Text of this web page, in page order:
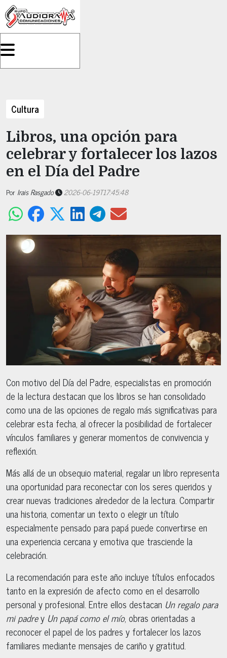
Cultura
Libros, una opción para
celebrar y fortalecer los lazos
en el Día del Padre
Por Irais Rasgado 2026-06-19T17:45:48
Con motivo del Día del Padre, especialistas en promoción
de la lectura destacan que los libros se han consolidado
como una de las opciones de regalo más significativas para
celebrar esta fecha, al ofrecer la posibilidad de fortalecer
vínculos familiares y generar momentos de convivencia y
reflexión.
Más allá de un obsequio material, regalar un libro representa
una oportunidad para reconectar con los seres queridos y
crear nuevas tradiciones alrededor de la lectura. Compartir
una historia, comentar un texto o elegir un título
especialmente pensado para papá puede convertirse en
una experiencia cercana y emotiva que trasciende la
celebración.
La recomendación para este año incluye títulos enfocados
tanto en la expresión de afecto como en el desarrollo
personal y profesional. Entre ellos destacan Un regalo para
mi padrey Un papá como el mío, obras orientadas a
reconocer el papel de los padres y fortalecer los lazos
familiares mediante mensajes de cariño y gratitud.